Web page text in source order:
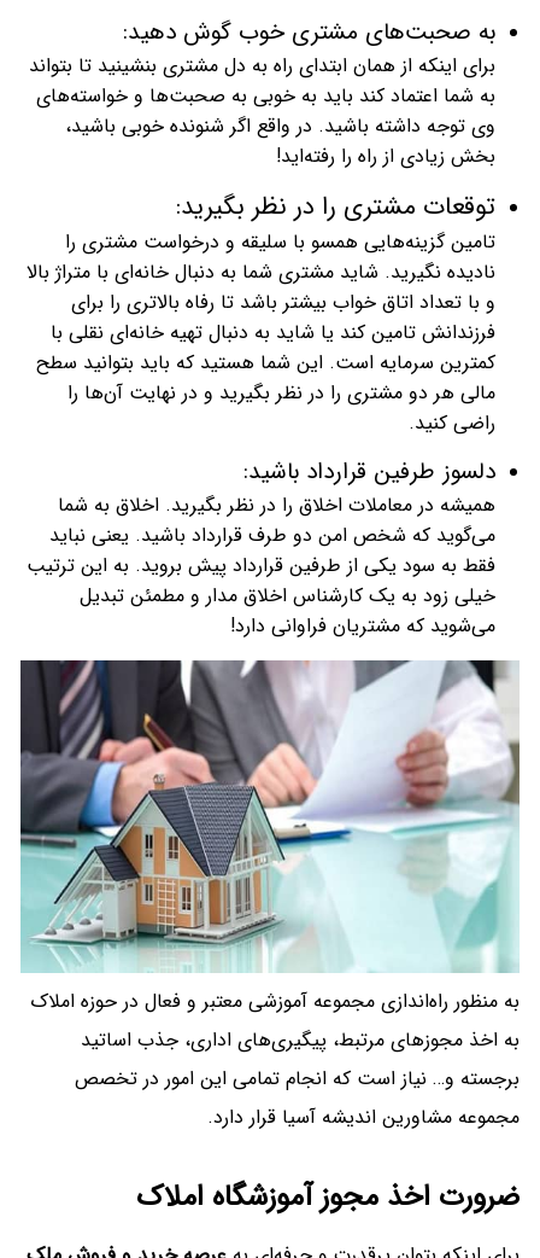
به صحبت‌های مشتری خوب گوش دهید:
برای اینکه از همان ابتدای راه به دل مشتری بنشینید تا بتواند
به شما اعتماد کند باید به خوبی به صحبت‌ها و خواسته‌های
وی توجه داشته باشید. در واقع اگر شنونده خوبی باشید،
بخش زیادی از راه را رفته‌اید!
توقعات مشتری را در نظر بگیرید:
تامین گزینه‌هایی همسو با سلیقه و درخواست مشتری را
نادیده نگیرید. شاید مشتری شما به دنبال خانه‌ای با متراژ بالا
و با تعداد اتاق خواب بیشتر باشد تا رفاه بالاتری را برای
فرزندانش تامین کند یا شاید به دنبال تهیه خانه‌ای نقلی با
کمترین سرمایه است. این شما هستید که باید بتوانید سطح
مالی هر دو مشتری را در نظر بگیرید و در نهایت آن‌ها را
راضی کنید.
دلسوز طرفین قرارداد باشید:
همیشه در معاملات اخلاق را در نظر بگیرید. اخلاق به شما
می‌گوید که شخص امن دو طرف قرارداد باشید. یعنی نباید
فقط به سود یکی از طرفین قرارداد پیش بروید. به این ترتیب
خیلی زود به یک کارشناس اخلاق مدار و مطمئن تبدیل
می‌شوید که مشتریان فراوانی دارد!
به منظور راه‌اندازی مجموعه آموزشی معتبر و فعال در حوزه املاک
به اخذ مجوزهای مرتبط، پیگیری‌های اداری، جذب اساتید
برجسته و… نیاز است که انجام تمامی این امور در تخصص
مجموعه مشاورین اندیشه آسیا قرار دارد.
ضرورت اخذ مجوز آموزشگاه املاک